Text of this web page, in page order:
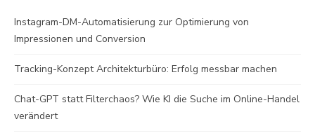
Instagram-DM-Automatisierung zur Optimierung von
Impressionen und Conversion
Tracking-Konzept Architekturbüro: Erfolg messbar machen
Chat-GPT statt Filterchaos? Wie KI die Suche im Online-Handel
verändert